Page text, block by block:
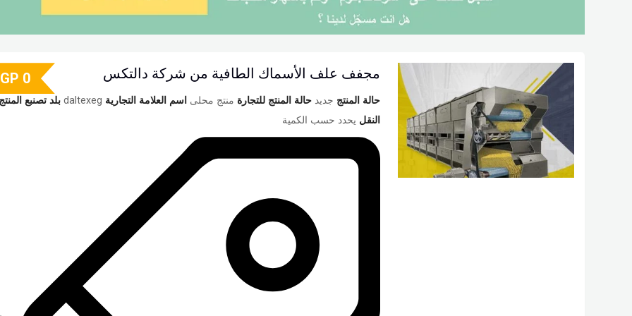
مجفف علف الأسماك الطافية من شركة دالتكس
حالة المنتج جديد حالة المنتج للتجارة منتج محلى اسم العلامة التجارية daltexeg بلد تصنبع المنتج
النقل يحدد حسب الكمية
0